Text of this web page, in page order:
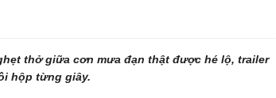
thở giữa cơn mưa đạn thật được hé lộ, trailer
hộp từng giây.